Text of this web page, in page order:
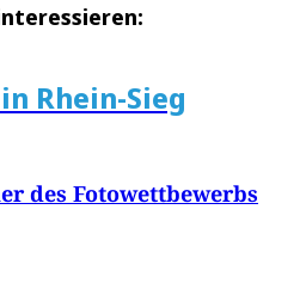
Rhein-Sieg
des Fotowettbewerbs